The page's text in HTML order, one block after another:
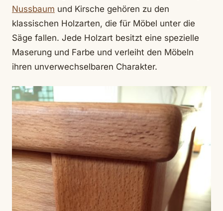
Nussbaum und Kirsche gehören zu den
klassischen Holzarten, die für Möbel unter die
Säge fallen. Jede Holzart besitzt eine spezielle
Maserung und Farbe und verleiht den Möbeln
ihren unverwechselbaren Charakter.